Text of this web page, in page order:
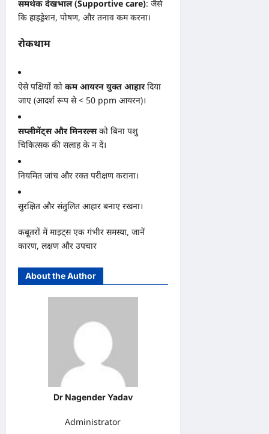
समर्थक देखभाल (Supportive care): जैसे
कि हाइड्रेशन, पोषण, और तनाव कम करना।
रोकथाम
ऐसे पक्षियों को कम आयरन युक्त आहारदिया
जाए (आदर्श रूप से < 50 ppm आयरन)।
सप्लीमेंट्स और मिनरल्सको बिना पशु
चिकित्सक की सलाह के न दें।
नियमित जांच और रक्त परीक्षण कराना।
सुरक्षित और संतुलित आहार बनाए रखना।
कबूतरों में माइट्स एक गंभीर समस्या, जानें
कारण, लक्षण और उपचार
About the Author
Dr Nagender Yadav
Administrator